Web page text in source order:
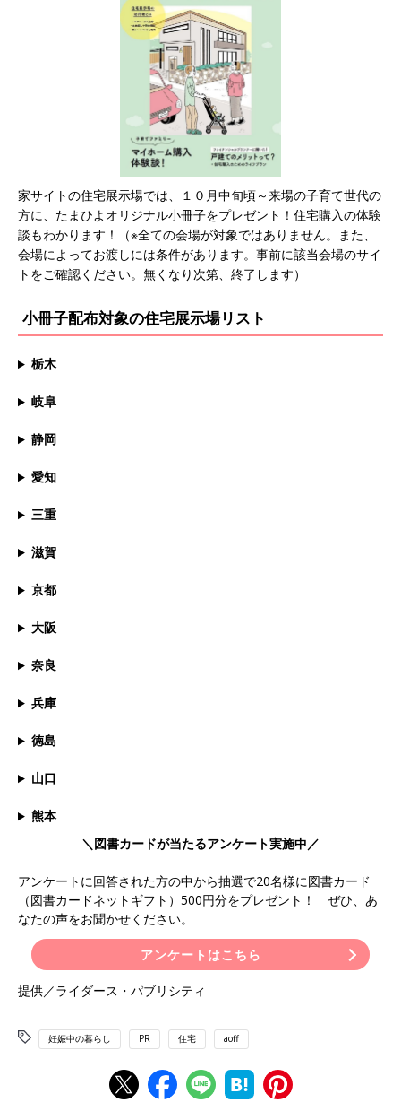
家サイトの住宅展示場では、１０月中旬頃～来場の子育て世代の
方に、たまひよオリジナル小冊子をプレゼント！住宅購入の体験
談もわかります！（※全ての会場が対象ではありません。また、
会場によってお渡しには条件があります。事前に該当会場のサイ
トをご確認ください。無くなり次第、終了します）
小冊子配布対象の住宅展示場リスト
栃木
岐阜
静岡
愛知
三重
滋賀
京都
大阪
奈良
兵庫
徳島
山口
熊本
＼図書カードが当たるアンケート実施中／
アンケートに回答された方の中から抽選で20名様に図書カード
（図書カードネットギフト）500円分をプレゼント！ ぜひ、あ
なたの声をお聞かせください。
アンケートはこちら
提供／ライダース・パブリシティ
妊娠中の暮らし PR 住宅 aoff